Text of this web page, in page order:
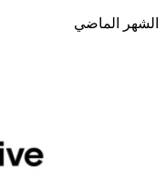
الشهر الماضي